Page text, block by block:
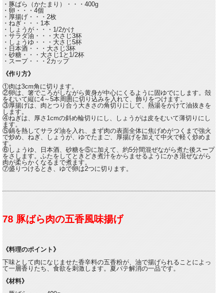
・豚ばら（かたまり）・・・400g
・卵・・・4個
・厚揚げ・・・2枚
・ねぎ・・・1本
・しょうが・・・1/2かけ
・サラダ油・・・大さじ3杯
・しょうゆ・・・大さじ5杯
・日本酒・・・大さじ3杯
・砂糖・・・大さじ1と1/2杯
・スープ・・・2カップ
《作り方》
①肉は3cm角に切ります。
②卵は、箸でころがしながら黄身が中心にくるように固ゆでにします。殻
をむいて縦に4～5本周囲に切り込みを入れて、飾りをつけます。
③厚揚げは、肉とつり合う大きさの角切りにして、熱湯をかけて油抜きを
します。
④ねぎは、厚さ1cmの斜め輪切りにし、しょうがは皮をむいて薄切りにし
ます。
⑤鍋を熱してサラダ油を入れ、まず肉の表面全体に焦げめがつくまで強火
で炒め、ねぎ、しょうが、ゆでたまご、厚揚げを加えて中火で軽く炒めま
す。
⑥しょうゆ、日本酒、砂糖を⑤に加えて、約5分間混ぜながら煮た後スープ
をさします。ふたをしてときどき煮汁をからませるようにかき混ぜながら
肉が柔らかくなるまで煮ます。
⑦盛りつけるとき、ゆで卵は2つに切ります。
78 豚ばら肉の五香風味揚げ
《料理のポイント》
下味として肉になじませた香辛料の五香粉が、油で揚げられることによっ
て一層香りたち、食欲を刺激します。夏バテ解消の一品です。
《材料》